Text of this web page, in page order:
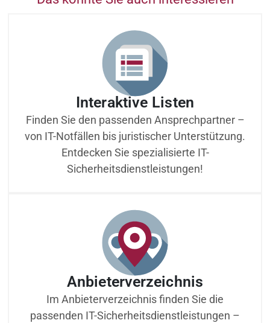
Interaktive Listen
Finden Sie den passenden Ansprechpartner –
von IT-Notfällen bis juristischer Unterstützung.
Entdecken Sie spezialisierte IT-
Sicherheitsdienstleistungen!
Anbieterverzeichnis
Im Anbieterverzeichnis finden Sie die
passenden IT-Sicherheitsdienstleistungen –